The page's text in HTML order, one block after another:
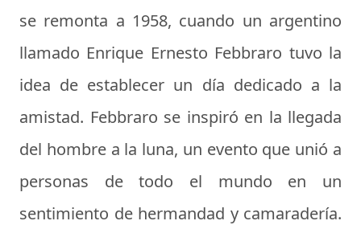
se remonta a 1958, cuando un argentino
llamado Enrique Ernesto Febbraro tuvo la
idea de establecer un día dedicado a la
amistad. Febbraro se inspiró en la llegada
del hombre a la luna, un evento que unió a
personas de todo el mundo en un
sentimiento de hermandad y camaradería.